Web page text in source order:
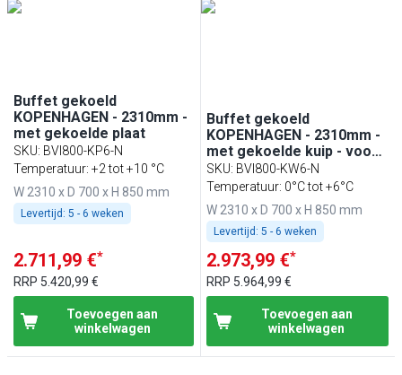
Buffet gekoeld
KOPENHAGEN - 2310mm -
met gekoelde plaat
SKU: BVI800-KP6-N
Temperatuur: +2 tot +10 °C
W 2310 x D 700 x H 850 mm
Levertijd: 5 - 6 weken
2.711,99 €*
RRP 5.420,99 €
Toevoegen aan
winkelwagen
Buffet gekoeld
KOPENHAGEN - 2310mm -
met gekoelde kuip - voor
6x GN 1/1
SKU: BVI800-KW6-N
Temperatuur: 0°C tot +6°C
W 2310 x D 700 x H 850 mm
Levertijd: 5 - 6 weken
2.973,99 €*
RRP 5.964,99 €
Toevoegen aan
winkelwagen